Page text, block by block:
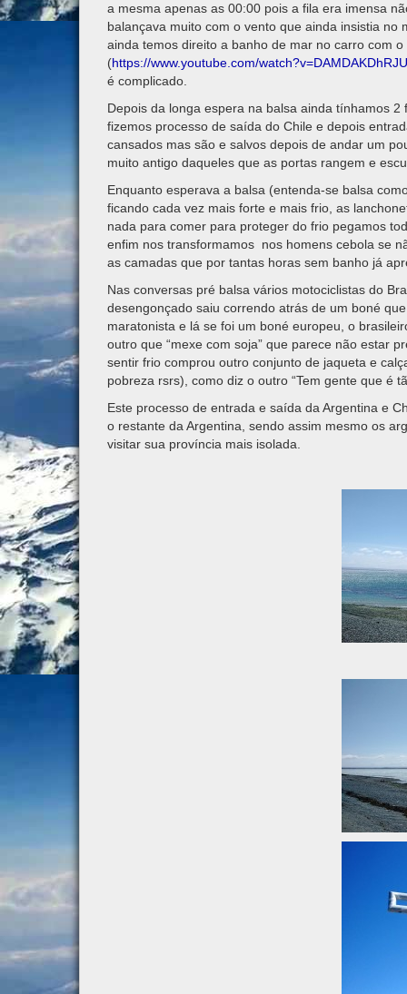
a mesma apenas as 00:00 pois a fila era imensa
balançava muito com o vento que ainda insistia
ainda temos direito a banho de mar no carro com
(https://www.youtube.com/watch?v=DAMDAKDhRJU
é complicado.
Depois da longa espera na balsa ainda tínhamos
fizemos processo de saída do Chile e depois
cansados mas são e salvos depois de andar um
muito antigo daqueles que as portas rangem e
Enquanto esperava a balsa (entenda-se balsa
ficando cada vez mais forte e mais frio, as
nada para comer para proteger do frio pegamos
enfim nos transformamos nos homens cebola se
as camadas que por tantas horas sem banho já
Nas conversas pré balsa vários motociclistas do
desengonçado saiu correndo atrás de um boné
maratonista e lá se foi um boné europeu, o
outro que “mexe com soja” que parece não estar
sentir frio comprou outro conjunto de jaqueta e
pobreza rsrs), como diz o outro “Tem gente que é
Este processo de entrada e saída da Argentina e
o restante da Argentina, sendo assim mesmo os
visitar sua província mais isolada.